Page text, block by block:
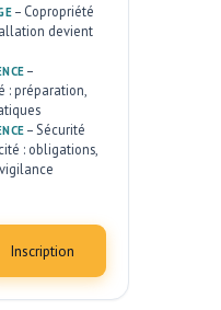
– Copropriété
devient
–
: préparation,
–Sécurité
: obligations,
Inscription